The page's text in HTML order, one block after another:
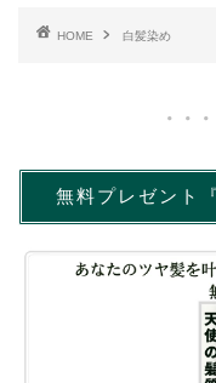
HOME 白髪染め
無料プレゼント